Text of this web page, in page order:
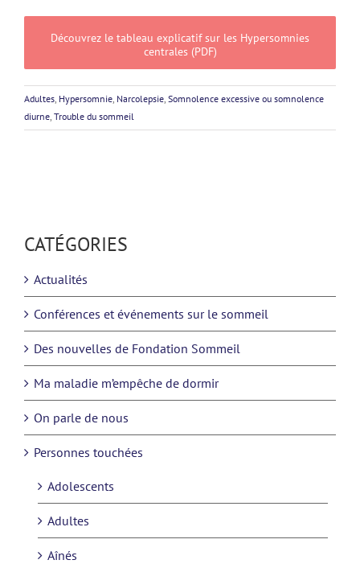
Découvrez le tableau explicatif sur les Hypersomnies
centrales (PDF)
Adultes Hypersomnie Narcolepsie Somnolence excessive ou somnolence
diurne Trouble du sommeil
CATÉGORIES
Actualités
Conférences et événements sur le sommeil
Des nouvelles de Fondation Sommeil
Ma maladie m’empêche de dormir
On parle de nous
Personnes touchées
Adolescents
Adultes
Aînés